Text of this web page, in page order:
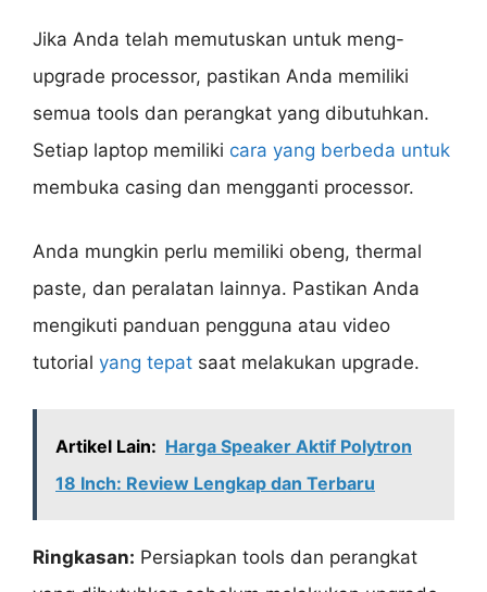
Jika Anda telah memutuskan untuk meng-
upgrade processor, pastikan Anda memiliki
semua tools dan perangkat yang dibutuhkan.
Setiap laptop memiliki cara yang berbeda untuk
membuka casing dan mengganti processor.
Anda mungkin perlu memiliki obeng, thermal
paste, dan peralatan lainnya. Pastikan Anda
mengikuti panduan pengguna atau video
tutorial yang tepat saat melakukan upgrade.
Artikel Lain: Harga Speaker Aktif Polytron
18 Inch: Review Lengkap dan Terbaru
Ringkasan: Persiapkan tools dan perangkat